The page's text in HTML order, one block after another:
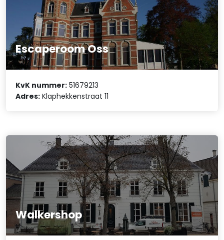
Escaperoom Oss
KvK nummer: 51679213
Adres: Klaphekkenstraat 11
Walkershop